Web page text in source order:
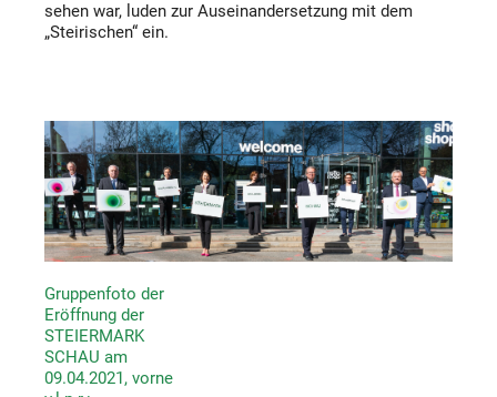
sehen war, luden zur Auseinandersetzung mit dem
„Steirischen“ ein.
Gruppenfoto der
Eröffnung der
STEIERMARK
SCHAU am
09.04.2021, vorne